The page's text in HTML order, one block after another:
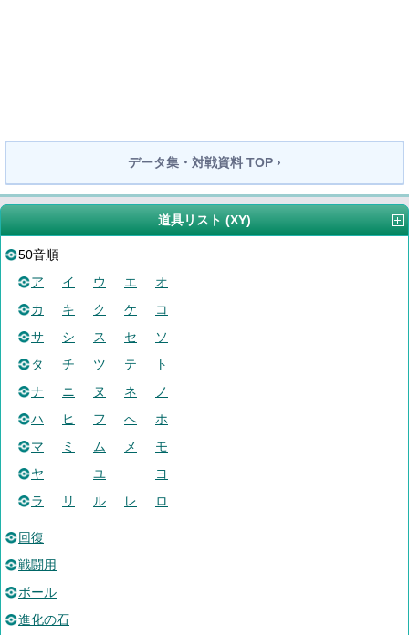
データ集・対戦資料 TOP ›
道具リスト (XY)
50音順
ア
イ ウ エ
オ
カ
キ ク ケ
コ
サ
シ ス セ
ソ
タ
チ ツ テ
ト
ナ
ニ ヌ ネ
ノ
ハ
ヒ フ へ
ホ
マ
ミ ム メ
モ
ヤ
ユ
ヨ
ラ
リ ル レ ロ
回復
戦闘用
ボール
進化の石